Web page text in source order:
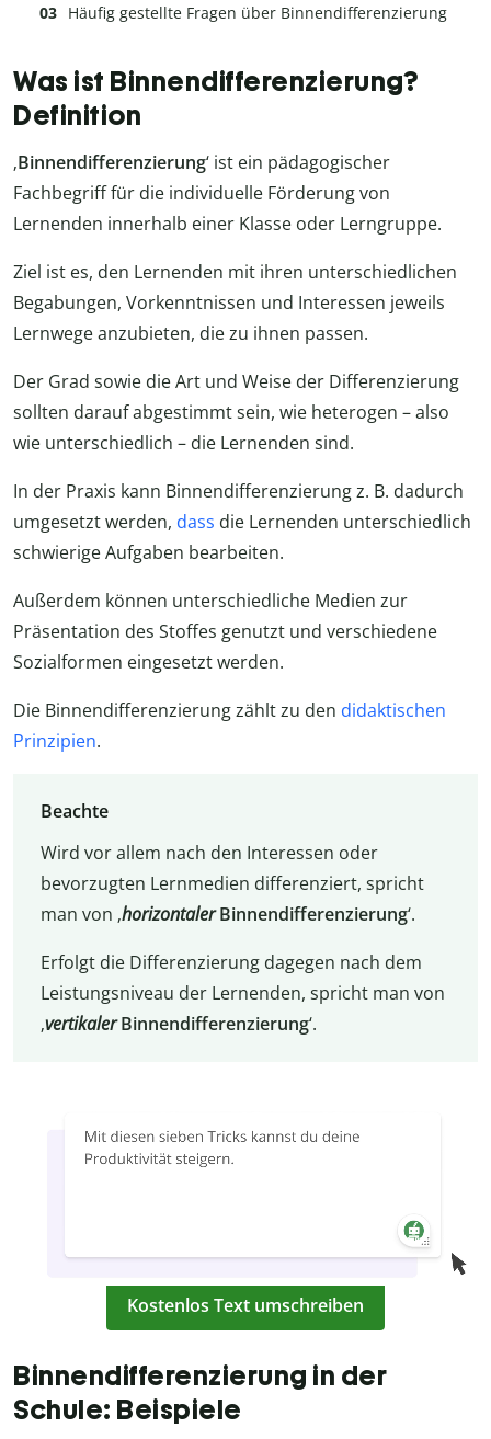
Häufig gestellte Fragen über Binnendifferenzierung
Was ist Binnendifferenzierung?
Definition
‚Binnendifferenzierung‘ ist ein pädagogischer
Fachbegriff für die individuelle Förderung von
Lernenden innerhalb einer Klasse oder Lerngruppe.
Ziel ist es, den Lernenden mit ihren unterschiedlichen
Begabungen, Vorkenntnissen und Interessen jeweils
Lernwege anzubieten, die zu ihnen passen.
Der Grad sowie die Art und Weise der Differenzierung
sollten darauf abgestimmt sein, wie heterogen – also
wie unterschiedlich – die Lernenden sind.
In der Praxis kann Binnendifferenzierung z. B. dadurch
umgesetzt werden, dass die Lernenden unterschiedlich
schwierige Aufgaben bearbeiten.
Außerdem können unterschiedliche Medien zur
Präsentation des Stoffes genutzt und verschiedene
Sozialformen eingesetzt werden.
Die Binnendifferenzierung zählt zu den didaktischen
Prinzipien.
Beachte
Wird vor allem nach den Interessen oder
bevorzugten Lernmedien differenziert, spricht
man von ‚horizontalerBinnendifferenzierung‘.
Erfolgt die Differenzierung dagegen nach dem
Leistungsniveau der Lernenden, spricht man von
‚vertikalerBinnendifferenzierung‘.
Kostenlos Text umschreiben
Binnendifferenzierung in der
Schule: Beispiele